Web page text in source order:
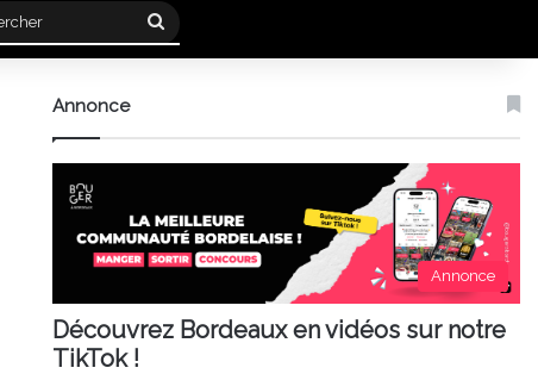
Rechercher
Annonce
Annonce
Découvrez Bordeaux en vidéos sur notre
TikTok !